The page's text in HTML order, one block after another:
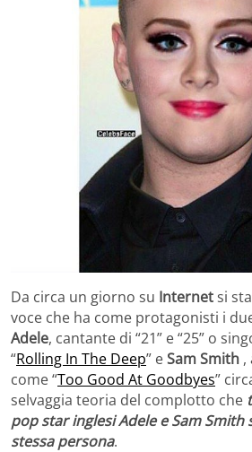
Da circa un giorno su Internetsi
voce che ha come protagonisti i
Adele, cantante di “21” e “25” o
“Rolling In The Deep” eSam Smith ,
come “Too Good At Goodbyes”
selvaggia teoria del complotto che
pop star inglesi Adele e Sam Smith
stessa persona.